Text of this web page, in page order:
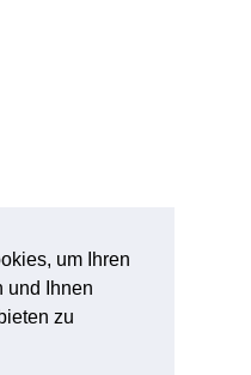
um Ihren
und Ihnen
zu